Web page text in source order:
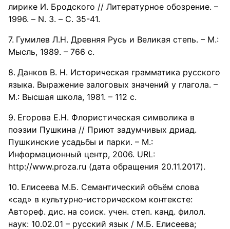
лирике И. Бродcкого // Литературное обозрение. –
1996. – N. 3. – С. 35-41.
Гумилев Л.Н. Древняя Русь и Великая степь. – М.:
Мысль, 1989. – 766 с.
Данков В. Н. Историческая грамматика русского
языка. Выражение залоговых значений у глагола. –
М.: Высшая школа, 1981. – 112 с.
Егорова Е.Н. Флористическая символика в
поэзии Пушкина // Приют задумчивых дриад.
Пушкинские усадьбы и парки. – М.:
Информационный центр, 2006. URL:
http://www.proza.ru (дата обращения 20.11.2017).
Елисеева М.Б. Семантический объём слова
«сад» в культурно-историческом контексте:
Автореф. дис. на соиск. учен. степ. канд. филол.
наук: 10.02.01 – русский язык / М.Б. Елисеева;